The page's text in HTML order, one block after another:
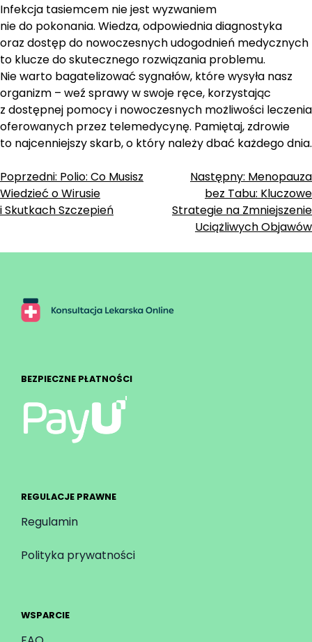
Infekcja tasiemcem nie jest wyzwaniem
nie do pokonania. Wiedza, odpowiednia diagnostyka
oraz dostęp do nowoczesnych udogodnień medycznych
to klucze do skutecznego rozwiązania problemu.
Nie warto bagatelizować sygnałów, które wysyła nasz
organizm – weź sprawy w swoje ręce, korzystając
z dostępnej pomocy i nowoczesnych możliwości leczenia
oferowanych przez telemedycynę. Pamiętaj, zdrowie
to najcenniejszy skarb, o który należy dbać każdego dnia.
Zobacz
wpisy
Poprzedni: Polio: Co Musisz
Wiedzieć o Wirusie
i Skutkach Szczepień
Następny: Menopauza
bez Tabu: Kluczowe
Strategie na Zmniejszenie
Uciążliwych Objawów
BEZPIECZNE PŁATNOŚCI
REGULACJE PRAWNE
Regulamin
Polityka prywatności
WSPARCIE